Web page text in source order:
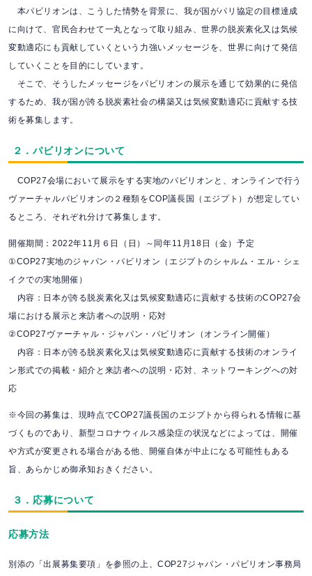
本パビリオンは、こうした情勢を背景に、我が国がパリ協定の目標達成
に向けて、官民合わせて一丸となって取り組み、世界の脱炭素化又は気候
変動適応にも貢献していくという力強いメッセージを、世界に向けて発信
していくことを目的にしています。
そこで、そうしたメッセージをパビリオンの展示を通じて効果的に発信
するため、我が国が誇る脱炭素社会の構築又は気候変動適応に貢献する技
術を募集します。
２．パビリオンについて
COP27会場において展示をする実地のパビリオンと、オンラインで行う
ヴァーチャルパビリオンの２種類をCOP議長国（エジプト）が想定してい
るところ、それぞれ分けて募集します。
開催期間：2022年11月６日（日）～同年11月18日（金）予定
①COP27実地のジャパン・パビリオン（エジプトのシャルム・エル・シェ
イクでの実地開催）
内容：日本が誇る脱炭素化又は気候変動適応に貢献する技術のCOP27会
場における展示と来訪者への説明・応対
②COP27ヴァーチャル・ジャパン・パビリオン（オンライン開催）
内容：日本が誇る脱炭素化又は気候変動適応に貢献する技術のオンライ
ン形式での掲載・紹介と来訪者への説明・応対、ネットワーキングへの対
応
※今回の募集は、現時点でCOP27議長国のエジプトから得られる情報に基
づくものであり、新型コロナウィルス感染症の状況などによっては、 開催
や方式が変更される場合がある他、開催自体が中止になる可能性もある
旨、あらかじめ御承知おきください。
３．応募について
応募方法
別添の「出展募集要項」を参照の上、COP27ジャパン・パビリオン事務局